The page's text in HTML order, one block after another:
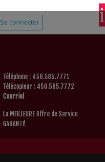
Se connecter
Téléphone : 450.585.7771
Télécopieur : 450.585.7772
Courriel
La MEILLEURE Offre de Service
GARANTI!